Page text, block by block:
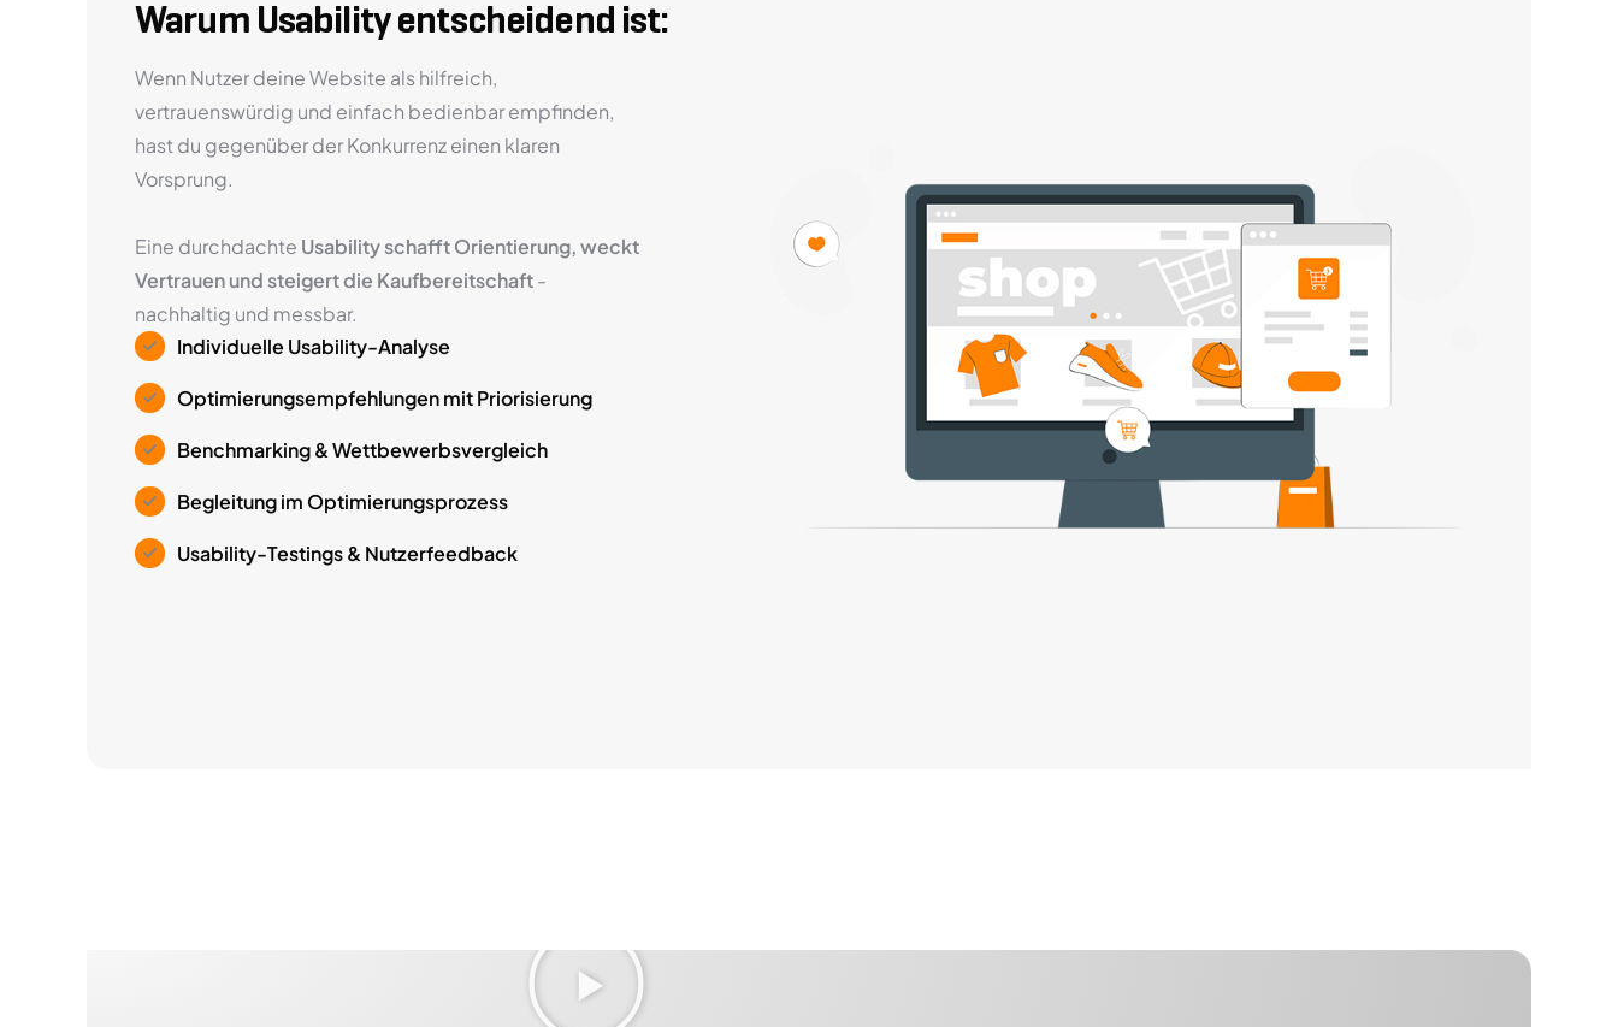
Warum Usability entscheidend ist:
Wenn Nutzer deine Website als hilfreich,
vertrauenswürdig und einfach bedienbar empfinden,
hast du gegenüber der Konkurrenz einen klaren
Vorsprung.
Eine durchdachte Usability schafft Orientierung, weckt
Vertrauen und steigert die Kaufbereitschaft-
nachhaltig und messbar.
Individuelle Usability-Analyse
Optimierungsempfehlungen mit Priorisierung
Benchmarking & Wettbewerbsvergleich
Begleitung im Optimierungsprozess
Usability-Testings & Nutzerfeedback